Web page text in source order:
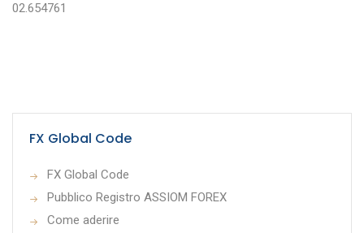
02.654761
FX Global Code
FX Global Code
Pubblico Registro ASSIOM FOREX
Come aderire